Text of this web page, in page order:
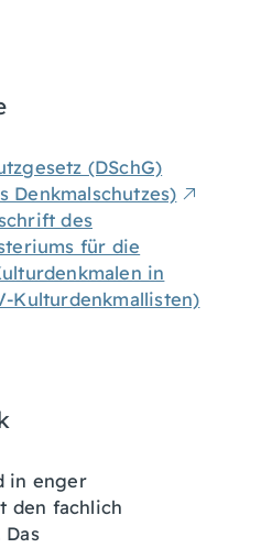
(DSchG)
Denkmalschutzes)
des
für die
in
Kulturdenkmallisten)
in enger
den fachlich
Das